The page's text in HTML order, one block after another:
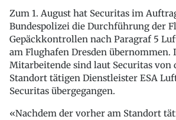
Zum 1. August hat Securitas im
Bundespolizei die Durchführung der
Gepäckkontrollen nach Paragraf 5
am Flughafen Dresden übernommen.
Mitarbeitende sind laut Securitas von
Standort tätigen Dienstleister ESA
Securitas übergegangen.
«Nachdem der vorher am Standort